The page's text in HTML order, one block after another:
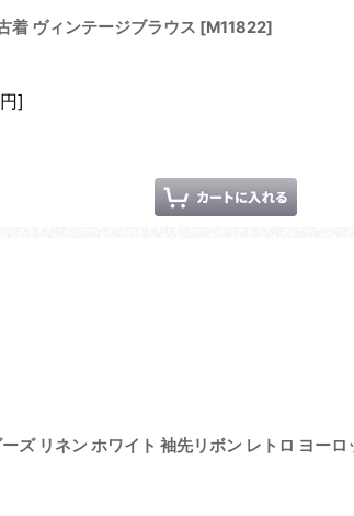
着 ヴィンテージブラウス [M11822]
円]
ズ リネン ホワイト 袖先リボン レトロ ヨー